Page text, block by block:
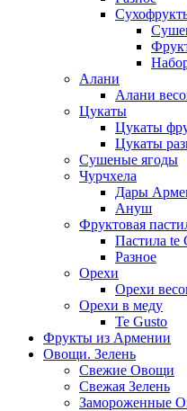
Алани
Алани
Цукаты
Цукаты
Цукаты
Сушеные ягоды
Чурчхела
Дары
Ануш
Фруктовая
Пастила te
Разное
Орехи
Орехи
Орехи в меду
Te Gusto
Фрукты из Армении
Овощи. Зелень
Свежие Овощи
Свежая Зелень
Замороженные